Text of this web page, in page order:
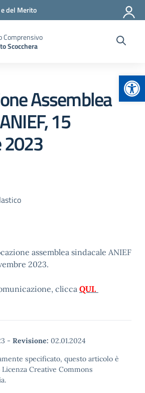
del Merito
Comprensivo
Scocchera
Assemblea
15
assemblea sindacale ANIEF
2023.
clicca QUI.
- Revisione: 02.01.2024
specificato, questo articolo è
Creative Commons